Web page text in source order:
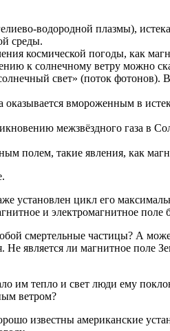
водородной плазмы),
среды.
космической погоды, как
к солнечному ветру можно
свет» (поток фотонов).
вмороженным в
межзвёздного газа в
полем, такие явления, как
установлен цикл его
и электромагнитное поле
смертельные частицы? А
Не является ли магнитное
им тепло и свет люди ему
ветром?
известны американские